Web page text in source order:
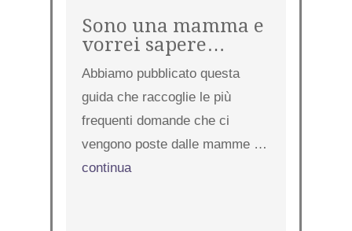
Sono una mamma e
vorrei sapere…
Abbiamo pubblicato questa
guida che raccoglie le più
frequenti domande che ci
vengono poste dalle mamme …
continua